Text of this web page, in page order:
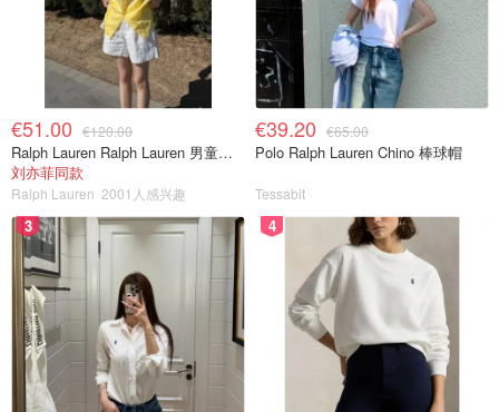
€51.00 €120.00
Ralph Lauren Ralph Lauren 男童亚麻衬衫
刘亦菲同款
Ralph Lauren 2001人感兴趣
€39.20 €65.00
Polo Ralph Lauren Chino 棒球帽
Tessabit
3 4